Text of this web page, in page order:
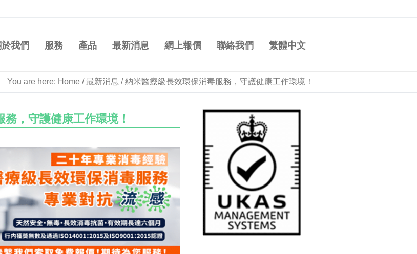
我們 服務 產品 最新消息 網上報價 聯絡我們 繁體中文
You are here: Home /最新消息 /納米醫療級長效環保消毒服務，守護健康工作環境！
，守護健康工作環境！